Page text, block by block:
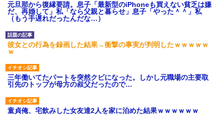
元旦那から復縁要請。息子「最新型のiPhoneも買えない貧乏は嫌
だ、再婚して」私「なら父親と暮らせ」息子「やった＾＾」私
（もう手遅れだったんだな…）
彼女との行為を録画した結果→衝撃の事実が判明したｗｗｗｗｗ
ｗ
三年働いてたパートを突然クビになった。しかし元職場の主要取
引先のトップが母方の叔父だったので…
童貞俺、宅飲みした女友達2人を家に泊めた結果ｗｗｗｗｗｗ